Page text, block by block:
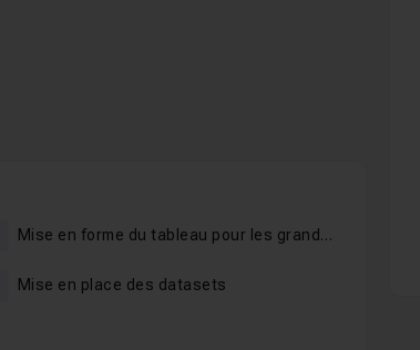
vous propose un
Mise en forme du tableau pour les grands écrans
Mise en place des datasets